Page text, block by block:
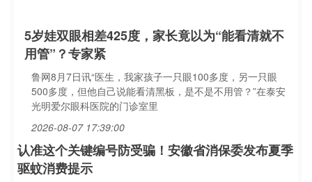
5岁娃双眼相差425度，家长竟以为“能看清就不
用管”？专家紧
鲁网8月7日讯“医生，我家孩子一只眼100多度，另一只眼
500多度，但他自己说能看清黑板，是不是不用管？”在泰安
光明爱尔眼科医院的门诊室里
2026-08-07 17:39:00
认准这个关键编号防受骗！安徽省消保委发布夏季
驱蚊消费提示